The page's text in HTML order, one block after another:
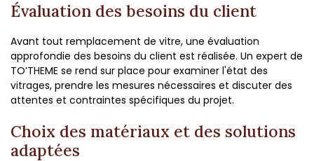
Évaluation des besoins du client
Avant tout remplacement de vitre, une évaluation
approfondie des besoins du client est réalisée. Un expert de
TO’THEME se rend sur place pour examiner l'état des
vitrages, prendre les mesures nécessaires et discuter des
attentes et contraintes spécifiques du projet.
Choix des matériaux et des solutions
adaptées